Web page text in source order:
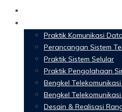
Praktik Komunikasi Data
Perancangan Sistem
Praktik Sistem Selular
Praktik Pengolahaan
Bengkel
Bengkel
Desain & Realisasi